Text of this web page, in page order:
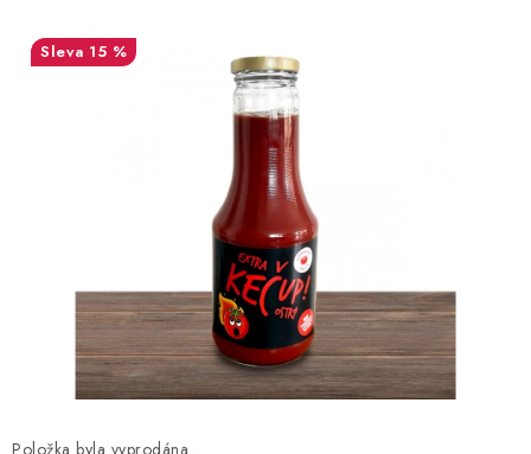
NÁPOJE
EKO DROGERIE A KOSMETIKA
VELKOOBCHOD
KONTAKTY
Položka byla vyprodána…
15 %